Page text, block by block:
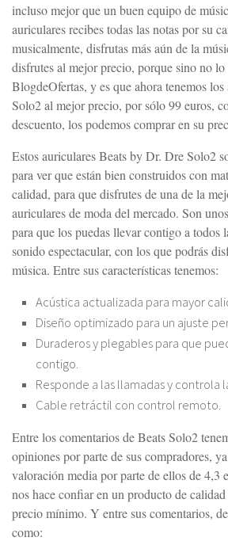
incluso mejor que un buen equipo de
auriculares recibes todas las notas por su
musicalmente, disfrutas más aún de la
disfrutes al mejor precio, porque sino no
BlogdeOfertas, y es que ahora tenemos
Solo2 al mejor precio, por sólo 99 euros,
descuento, los podemos comprar en su
Estos auriculares Beats by Dr. Dre Solo2
para ver que están bien construidos con
calidad, para que disfrutes de una de la
auriculares de moda del mercado. Son
para que los puedas llevar contigo a todos
sonido espectacular, con los que podrás
música. Entre sus características tenemos:
Acústica actualizada para mayor
Diseño optimizado para un ajuste
Duraderos y plegables para que
contigo.
Responde a las llamadas y controla
Cable retráctil con control remoto.
Entre los comentarios de Beats Solo2
opiniones por parte de sus compradores,
valoración media por parte de ellos de 4,3
nos hace confiar en un producto de calidad
precio mínimo. Y entre sus comentarios,
como: